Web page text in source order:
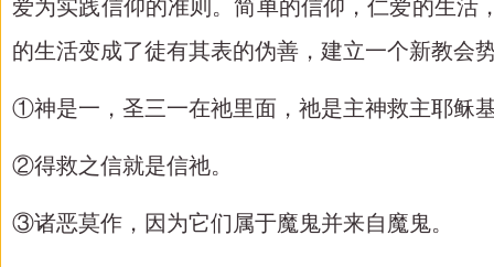
爱为实践信仰的准则。简单的信仰，仁爱的生
的生活变成了徒有其表的伪善，建立一个新教会
①神是一，圣三一在祂里面，祂是主神救主耶稣
②得救之信就是信祂。
③诸恶莫作，因为它们属于魔鬼并来自魔鬼。